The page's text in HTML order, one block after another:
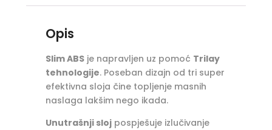
Opis
Slim ABSje napravljen uz pomoć Trilay
tehnologije. Poseban dizajn od tri super
efektivna sloja čine topljenje masnih
naslaga lakšim nego ikada.
Unutrašnji slojpospješuje izlučivanje